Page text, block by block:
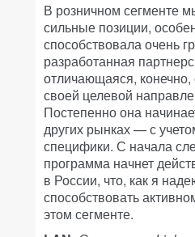
В розничном сегменте
сильные позиции,
способствовала очень
разработанная
отличающаяся, конечно,
своей целевой
Постепенно она
других рынках — с
специфики. С начала
программа начнет
в России, что, как я
способствовать
этом сегменте.